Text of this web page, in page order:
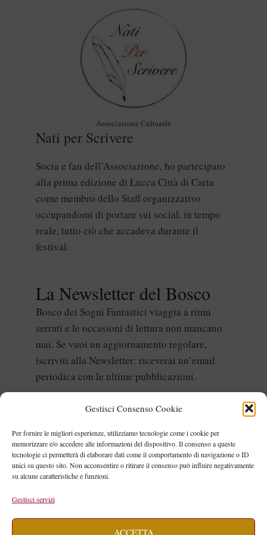
Gestisci Consenso Cookie
Per fornire le migliori esperienze, utilizziamo tecnologie come i cookie per
memorizzare e/o accedere alle informazioni del dispositivo. Il consenso a queste
tecnologie ci permetterà di elaborare dati come il comportamento di navigazione o ID
unici su questo sito. Non acconsentire o ritirare il consenso può influire negativamente
su alcune caratteristiche e funzioni.
Gestisci servizi
ACCETTA
Associazione Culturale
Nati per Scrivere
Socia e fan dell’Associazione, ho partecipato
alla prima edizione di Lucca Città di Carta
come membro dello Staff organizzativo
occupandomi di portare sui social, in tempo
reale, tutto ciò che accadeva durante il
festival.
La Newsletter del Bosco
Bosco dei Sogni Fantastici viaggia a ritmi
serrati e le occasioni di lettura non mancano
mai. Se vuoi un aggiornamento regolare,
iscriviti alla Newsletter: riceverai un’email
periodica con le ultime pubblicazioni.
maggiori informazioni.